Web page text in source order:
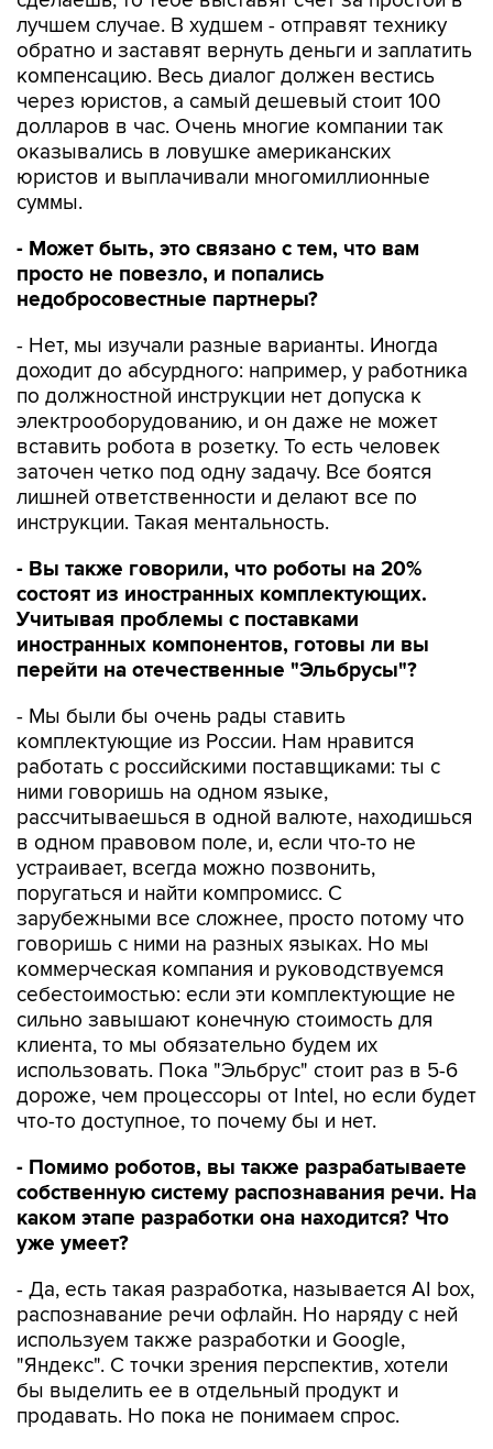
лучшем случае. В худшем - отправят технику
обратно и заставят вернуть деньги и заплатить
компенсацию. Весь диалог должен вестись
через юристов, а самый дешевый стоит 100
долларов в час. Очень многие компании так
оказывались в ловушке американских
юристов и выплачивали многомиллионные
суммы.
- Может быть, это связано с тем, что вам
просто не повезло, и попались
недобросовестные партнеры?
- Нет, мы изучали разные варианты. Иногда
доходит до абсурдного: например, у работника
по должностной инструкции нет допуска к
электрооборудованию, и он даже не может
вставить робота в розетку. То есть человек
заточен четко под одну задачу. Все боятся
лишней ответственности и делают все по
инструкции. Такая ментальность.
- Вы также говорили, что роботы на 20%
состоят из иностранных комплектующих.
Учитывая проблемы с поставками
иностранных компонентов, готовы ли вы
перейти на отечественные "Эльбрусы"?
- Мы были бы очень рады ставить
комплектующие из России. Нам нравится
работать с российскими поставщиками: ты с
ними говоришь на одном языке,
рассчитываешься в одной валюте, находишься
в одном правовом поле, и, если что-то не
устраивает, всегда можно позвонить,
поругаться и найти компромисс. С
зарубежными все сложнее, просто потому что
говоришь с ними на разных языках. Но мы
коммерческая компания и руководствуемся
себестоимостью: если эти комплектующие не
сильно завышают конечную стоимость для
клиента, то мы обязательно будем их
использовать. Пока "Эльбрус" стоит раз в 5-6
дороже, чем процессоры от Intel, но если будет
что-то доступное, то почему бы и нет.
- Помимо роботов, вы также разрабатываете
собственную систему распознавания речи. На
каком этапе разработки она находится? Что
уже умеет?
- Да, есть такая разработка, называется AI box,
распознавание речи офлайн. Но наряду с ней
используем также разработки и Google,
"Яндекс". С точки зрения перспектив, хотели
бы выделить ее в отдельный продукт и
продавать. Но пока не понимаем спрос.